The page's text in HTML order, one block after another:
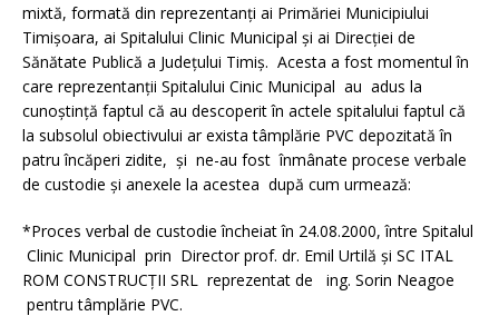
mixtă, formată din reprezentanţi ai Primăriei Municipiului
Timişoara, ai Spitalului Clinic Municipal şi ai Direcţiei de
Sănătate Publică a Judeţului Timiş. Acesta a fost momentul în
care reprezentanţii Spitalului Cinic Municipal au adus la
cunoştinţă faptul că au descoperit în actele spitalului faptul că
la subsolul obiectivului ar exista tâmplărie PVC depozitată în
patru încăperi zidite, şi ne-au fost înmânate procese verbale
de custodie şi anexele la acestea după cum urmează:
*Proces verbal de custodie încheiat în 24.08.2000, între Spitalul
Clinic Municipal prin Director prof. dr. Emil Urtilă şi SC ITAL
ROM CONSTRUCŢII SRL reprezentat de ing. Sorin Neagoe
pentru tâmplărie PVC.